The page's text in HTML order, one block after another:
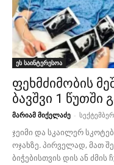
ეს საინტერესოა
ფეხმძიმობის
ბავშვი 1 წუთში
მარიამ მიქელაძე -
ჯეიმი და სკაილერ
ოჯახზე. პირველად, მათ
ბიჭებისთვის დის ან ძმის